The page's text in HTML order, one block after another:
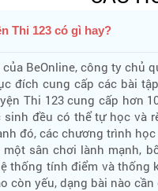
Thi 123 có gì hay?
BeOnline, công ty chủ
đích cung cấp các bài
Thi 123 cung cấp hơn
đều có thể tự học và
đó, các chương trình
sân chơi lành mạnh,
thống tính điểm và
còn yếu, dạng bài nào